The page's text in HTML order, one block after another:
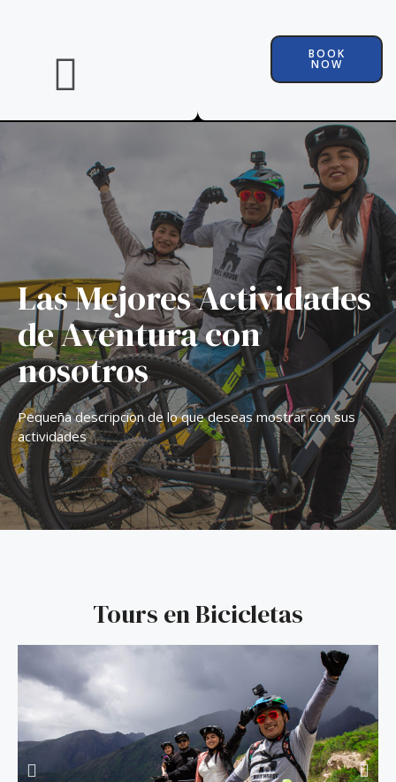
BOOK
NOW
Las Mejores Actividades
de Aventura con
nosotros
Pequeña descripcion de lo que deseas mostrar con sus
actividades
Tours en Bicicletas